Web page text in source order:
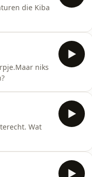
die Kiba
niks
Wat